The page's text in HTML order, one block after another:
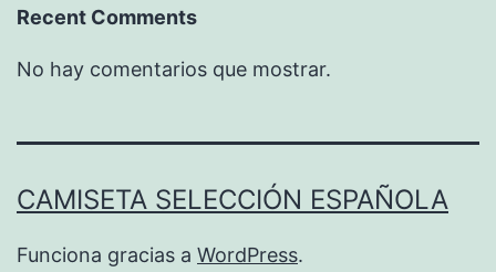
Recent Comments
No hay comentarios que mostrar.
CAMISETA SELECCIÓN ESPAÑOLA
Funciona gracias a WordPress.